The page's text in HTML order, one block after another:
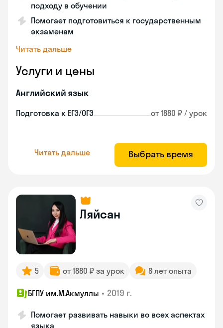
подходу в обучении
Помогает подготовиться к государственным
экзаменам
Читать дальше
Услуги и цены
Английский язык
Подготовка к ЕГЭ/ОГЭ от 1880 ₽ / урок
Читать дальше Выбрать время
Ляйсан
5 от 1880 ₽ за урок 8 лет опыта
БГПУ им.М.Акмуллы • 2019 г.
Помогает развивать навыки во всех аспектах
языка